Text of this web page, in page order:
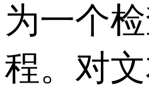
为一个
程。对